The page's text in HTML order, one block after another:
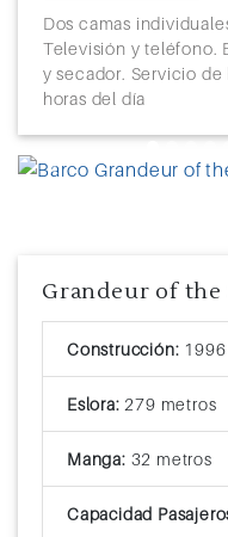
Dos camas
Televisión y teléfono.
y secador. Servicio
horas del día
Previous
Grandeur of the
Construcción: 1996
Eslora: 279 metros
Manga: 32 metros
Capacidad